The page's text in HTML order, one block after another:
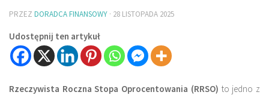
PRZEZ DORADCA FINANSOWY · 28 LISTOPADA 2025
Udostępnij ten artykuł
Rzeczywista Roczna Stopa Oprocentowania (RRSO) to jedno z